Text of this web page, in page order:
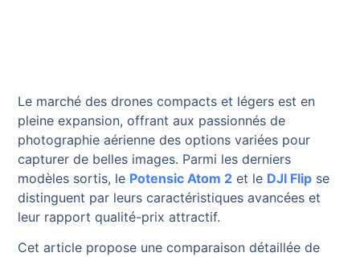
Le marché des drones compacts et légers est en
pleine expansion, offrant aux passionnés de
photographie aérienne des options variées pour
capturer de belles images. Parmi les derniers
modèles sortis, le Potensic Atom 2 et le DJI Flip se
distinguent par leurs caractéristiques avancées et
leur rapport qualité-prix attractif.
Cet article propose une comparaison détaillée de